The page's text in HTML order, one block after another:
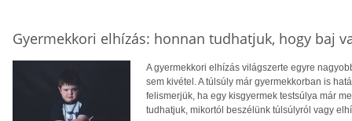
Gyermekkori elhízás: honnan tudhatjuk, hogy baj
A gyermekkori elhízás világszerte egyre
sem kivétel. A túlsúly már gyermekkorban is
felismerjük, ha egy kisgyermek testsúlya már
tudhatjuk, mikortól beszélünk túlsúlyról vagy